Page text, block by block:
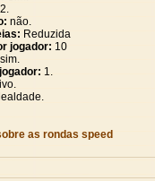
2.
não.
Reduzida
jogador: 10
sim.
1.
as rondas speed